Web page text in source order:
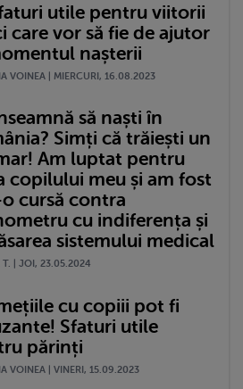
utile pentru viitorii
care vor să fie de ajutor
nașterii
VOINEA | MIERCURI, 16.08.2023
să naști în
Simți că trăiești un
Am luptat pentru
copilului meu și am fost
cursă contra
cu indiferența și
sistemului medical
T. | JOI, 23.05.2024
cu copiii pot fi
Sfaturi utile
părinți
VOINEA | VINERI, 15.09.2023